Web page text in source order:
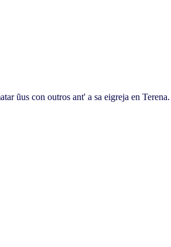
ũus con outros ant' a sa eigreja en Terena.